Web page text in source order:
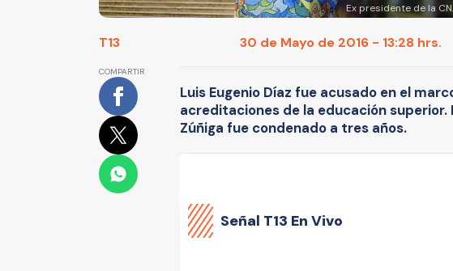
Ex presidente de la
T13 30 de Mayo de 2016 - 13:28 hrs.
COMPARTIR
Luis Eugenio Díaz fue acusado en el
acreditaciones de la educación superior.
Zúñiga fue condenado a tres años.
Señal T13 En Vivo